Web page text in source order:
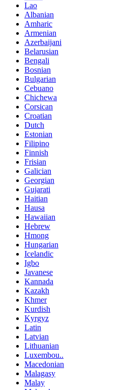
Lao
Albanian
Amharic
Armenian
Azerbaijani
Belarusian
Bengali
Bosnian
Bulgarian
Cebuano
Chichewa
Corsican
Croatian
Dutch
Estonian
Filipino
Finnish
Frisian
Galician
Georgian
Gujarati
Haitian
Hausa
Hawaiian
Hebrew
Hmong
Hungarian
Icelandic
Igbo
Javanese
Kannada
Kazakh
Khmer
Kurdish
Kyrgyz
Latin
Latvian
Lithuanian
Luxembou..
Macedonian
Malagasy
Malay